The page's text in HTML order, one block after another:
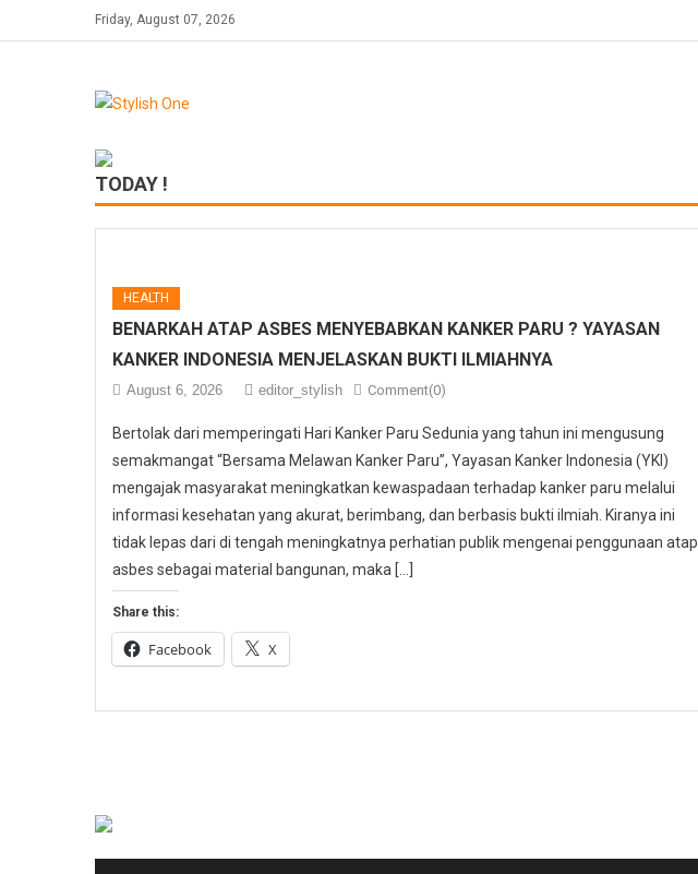
to
Friday, August 07, 2026
TODAY !
HEALTH
BENARKAH ATAP ASBES MENYEBABKAN KANKER PARU ? YAYASAN
KANKER INDONESIA MENJELASKAN BUKTI ILMIAHNYA
August 6, 2026 editor_stylish Comment(0)
Bertolak dari memperingati Hari Kanker Paru Sedunia yang tahun ini mengusung
semakmangat “Bersama Melawan Kanker Paru”, Yayasan Kanker Indonesia (YKI)
mengajak masyarakat meningkatkan kewaspadaan terhadap kanker paru melalui
informasi kesehatan yang akurat, berimbang, dan berbasis bukti ilmiah. Kiranya ini
tidak lepas dari di tengah meningkatnya perhatian publik mengenai penggunaan atap
asbes sebagai material bangunan, maka […]
Share this:
Facebook X